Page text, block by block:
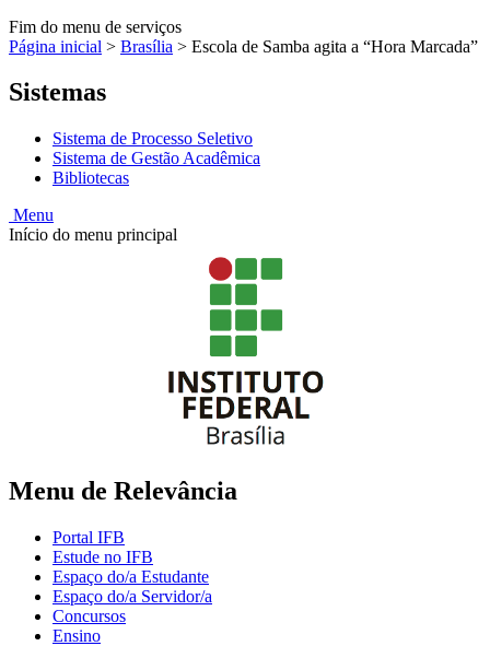
Fim do menu de serviços
Página inicial > Brasília > Escola de Samba agita a “Hora Marcada”
Sistemas
Sistema de Processo Seletivo
Sistema de Gestão Acadêmica
Bibliotecas
Menu
Início do menu principal
Menu de Relevância
Portal IFB
Estude no IFB
Espaço do/a Estudante
Espaço do/a Servidor/a
Concursos
Ensino